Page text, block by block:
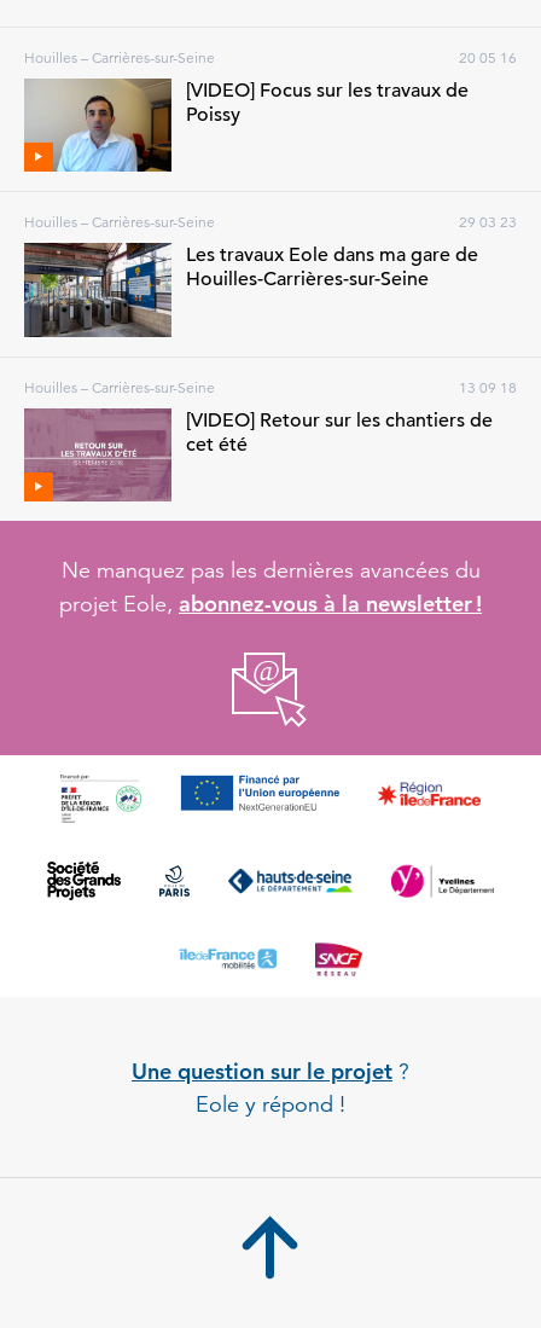
Houilles – Carrières-sur-Seine 20 05 16
[VIDEO] Focus sur les travaux de
Poissy
Houilles – Carrières-sur-Seine 29 03 23
Les travaux Eole dans ma gare de
Houilles-Carrières-sur-Seine
Houilles – Carrières-sur-Seine 13 09 18
[VIDEO] Retour sur les chantiers de
cet été
Ne manquez pas les dernières avancées du
projet Eole, abonnez-vous à la newsletter !
Une question sur le projet ?
Eole y répond !